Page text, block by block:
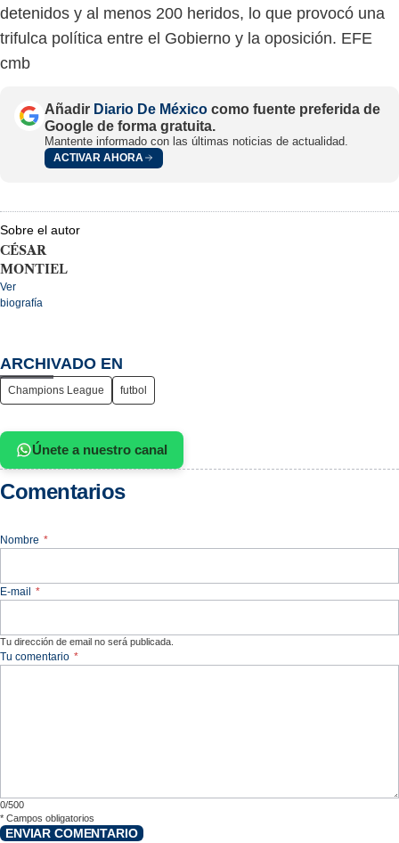
detenidos y al menos 200 heridos, lo que provocó una
trifulca política entre el Gobierno y la oposición. EFE
cmb
Añadir Diario De México como fuente preferida de
Google de forma gratuita.
Mantente informado con las últimas noticias de actualidad.
ACTIVAR AHORA
Sobre el autor
CÉSAR
MONTIEL
Ver
biografía
ARCHIVADO EN
Champions League futbol
Únete a nuestro canal
Comentarios
Nombre *
E-mail *
Tu dirección de email no será publicada.
Tu comentario *
0/500
* Campos obligatorios
ENVIAR COMENTARIO